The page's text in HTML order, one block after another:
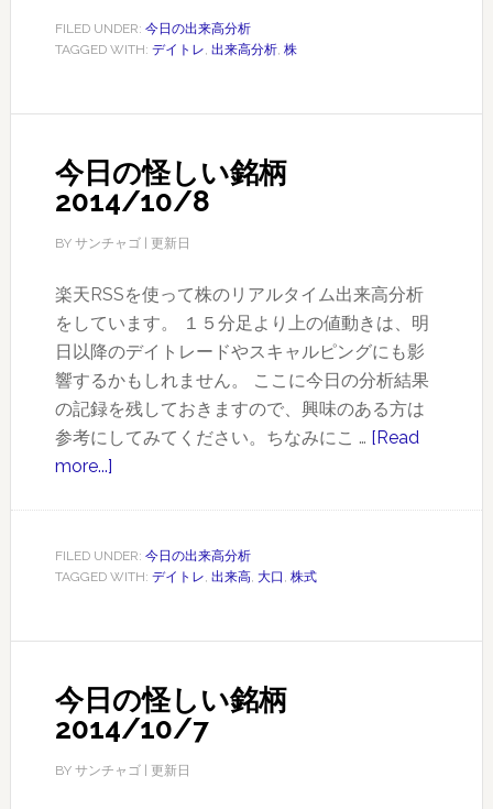
の
怪
い
柄
2014/10/14
FILED UNDER: 今日の出来高分析
TAGGED WITH: デイトレ, 出来高分析, 株
今日の怪しい銘柄
2014/10/8
BY サンチャゴ| 更新日
楽天RSSを使って株のリアルタイム出来高分析
をしています。 １５分足より上の値動きは、明
日以降のデイトレードやスキャルピングにも影
響するかもしれません。 ここに今日の分析結果
の記録を残しておきますので、興味のある方は
参考にしてみてください。ちなみにこ … [Read
more...]
の
怪
い
柄
2014/10/8
FILED UNDER: 今日の出来高分析
TAGGED WITH: デイトレ, 出来高, 大口 , 株式
今日の怪しい銘柄
2014/10/7
BY サンチャゴ| 更新日